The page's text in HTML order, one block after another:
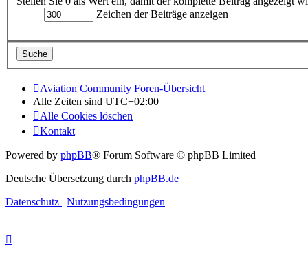
Zeichen der Beiträge anzeigen
Aviation Community Foren-Übersicht
Alle Zeiten sind UTC+02:00
Alle Cookies löschen
Kontakt
Powered by phpBB® Forum Software © phpBB Limited
Deutsche Übersetzung durch phpBB.de
Datenschutz | Nutzungsbedingungen